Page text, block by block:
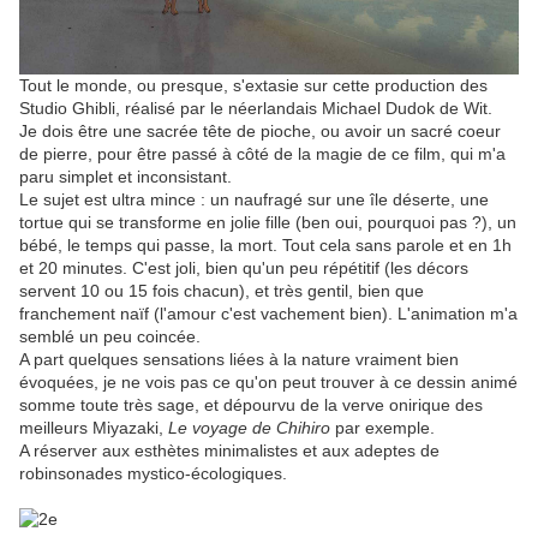
Tout le monde, ou presque, s'extasie sur cette production des
Studio Ghibli, réalisé par le néerlandais Michael Dudok de Wit.
Je dois être une sacrée tête de pioche, ou avoir un sacré coeur
de pierre, pour être passé à côté de la magie de ce film, qui m'a
paru simplet et inconsistant.
Le sujet est ultra mince : un naufragé sur une île déserte, une
tortue qui se transforme en jolie fille (ben oui, pourquoi pas ?), un
bébé, le temps qui passe, la mort. Tout cela sans parole et en 1h
et 20 minutes. C'est joli, bien qu'un peu répétitif (les décors
servent 10 ou 15 fois chacun), et très gentil, bien que
franchement naïf (l'amour c'est vachement bien). L'animation m'a
semblé un peu coincée.
A part quelques sensations liées à la nature vraiment bien
évoquées, je ne vois pas ce qu'on peut trouver à ce dessin animé
somme toute très sage, et dépourvu de la verve onirique des
meilleurs Miyazaki, Le voyage de Chihiro par exemple.
A réserver aux esthètes minimalistes et aux adeptes de
robinsonades mystico-écologiques.